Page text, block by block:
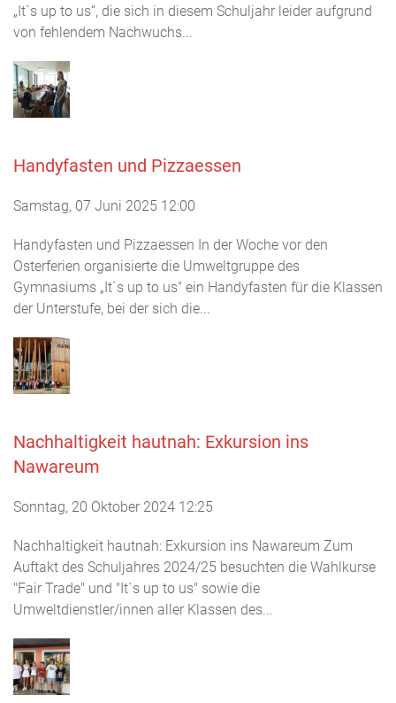
„It`s up to us“, die sich in diesem Schuljahr leider aufgrund
von fehlendem Nachwuchs...
Handyfasten und Pizzaessen
Samstag, 07 Juni 2025 12:00
Handyfasten und Pizzaessen In der Woche vor den
Osterferien organisierte die Umweltgruppe des
Gymnasiums „It´s up to us“ ein Handyfasten für die Klassen
der Unterstufe, bei der sich die...
Nachhaltigkeit hautnah: Exkursion ins
Nawareum
Sonntag, 20 Oktober 2024 12:25
Nachhaltigkeit hautnah: Exkursion ins Nawareum Zum
Auftakt des Schuljahres 2024/25 besuchten die Wahlkurse
"Fair Trade" und "It`s up to us" sowie die
Umweltdienstler/innen aller Klassen des...